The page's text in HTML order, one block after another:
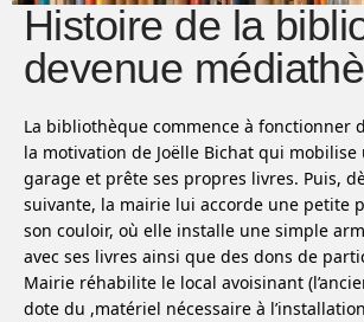
Histoire de la
devenue
La bibliothèque commence à fonctionner
la motivation de Joëlle Bichat qui
garage et prête ses propres livres. Puis,
suivante, la mairie lui accorde une petite
son couloir, où elle installe une simple
avec ses livres ainsi que des dons de
Mairie réhabilite le local avoisinant
dote du ,matériel nécessaire à